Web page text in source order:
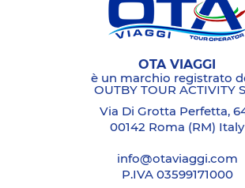
OTA VIAGGI
è un marchio registrato
OUTBY TOUR ACTIVITY
Via Di Grotta Perfetta,
00142 Roma (RM) Italy
info@otaviaggi.com
P.IVA 03599171000